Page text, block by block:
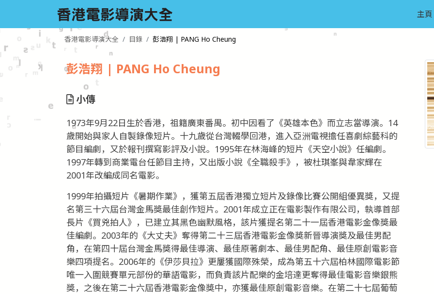
主頁
香港電影導演大全 目錄 彭浩翔 | PANG Ho Cheung
彭浩翔 | PANG Ho Cheung
小傳
1973年9月22日生於香港，祖籍廣東番禺。初中因看了《英雄本色》而立志當導演。14
歲開始與家人自製錄像短片。十九歲從台灣輟學回港，進入亞洲電視擔任喜劇綜藝科的
節目編劇，又於報刊撰寫影評及小說。1995年在林海峰的短片《天空小說》任編劇。
1997年轉到商業電台任節目主持，又出版小說《全職殺手》，被杜琪峯與韋家輝在
2001年改編成同名電影。
1999年拍攝短片《暑期作業》，獲第五屆香港獨立短片及錄像比賽公開組優異獎，又提
名第三十六屆台灣金馬獎最佳創作短片。2001年成立正在電影製作有限公司，執導首部
長片《買兇拍人》，已建立其黑色幽默風格，該片獲提名第二十一屆香港電影金像獎最
佳編劇。2003年的《大丈夫》奪得第二十三屆香港電影金像獎新晉導演獎及最佳男配
角，在第四十屆台灣金馬獎得最佳導演、最佳原著劇本、最佳男配角、最佳原創電影音
樂四項提名。2006年的《伊莎貝拉》更屢獲國際殊榮，成為第五十六屆柏林國際電影節
唯一入圍競賽單元部份的華語電影，而負責該片配樂的金培達更奪得最佳電影音樂銀熊
獎，之後在第二十六屆香港電影金像獎中，亦獲最佳原創電影音樂。在第二十七屆葡萄